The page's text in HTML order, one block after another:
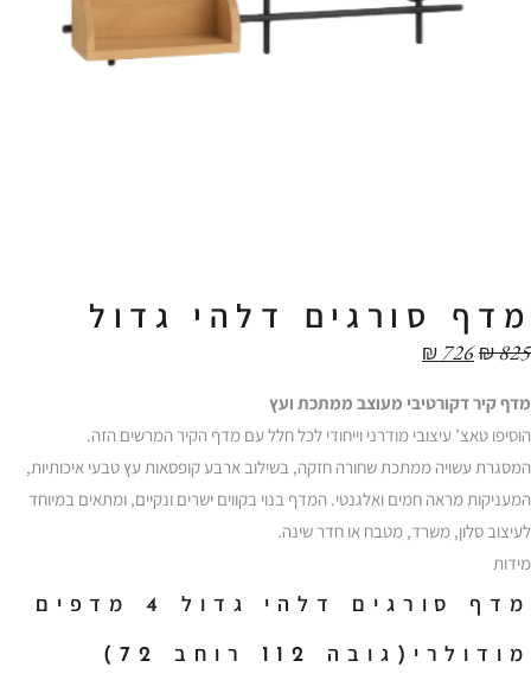
מדף סורגים דלהי גדול
₪825
₪ 726
מדף קיר דקורטיבי מעוצב ממתכת ועץ
הוסיפו טאצ’ עיצובי מודרני וייחודי לכל חלל עם מדף הקיר המרשים הזה.
המסגרת עשויה ממתכת שחורה חזקה, בשילוב ארבע קופסאות עץ טבעי איכותיות,
המעניקות מראה חמים ואלגנטי. המדף בנוי בקווים ישרים ונקיים, ומתאים במיוחד
לעיצוב סלון, משרד, מטבח או חדר שינה.
מידות
מדף סורגים דלהי גדול 4 מדפים
מודולרי(גובה 112 רוחב 72)